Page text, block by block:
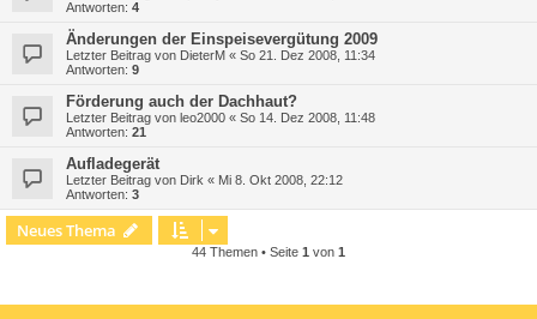
Antworten: 4
Änderungen der Einspeisevergütung 2009
Letzter Beitrag von DieterM « So 21. Dez 2008, 11:34
Antworten: 9
Förderung auch der Dachhaut?
Letzter Beitrag von leo2000 « So 14. Dez 2008, 11:48
Antworten: 21
Aufladegerät
Letzter Beitrag von Dirk « Mi 8. Okt 2008, 22:12
Antworten: 3
Neues Thema
44 Themen • Seite 1 von 1